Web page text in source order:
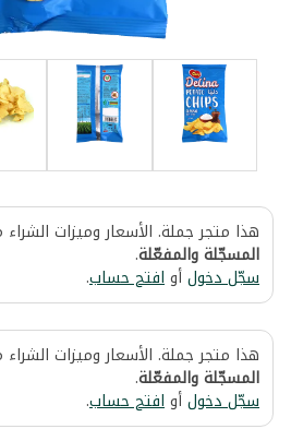
هذا متجر جملة. الأسعار وميزات
المسجّلة والمفعّلة.
سجّل دخولأوافتح حساب.
هذا متجر جملة. الأسعار وميزات
المسجّلة والمفعّلة.
سجّل دخولأوافتح حساب.